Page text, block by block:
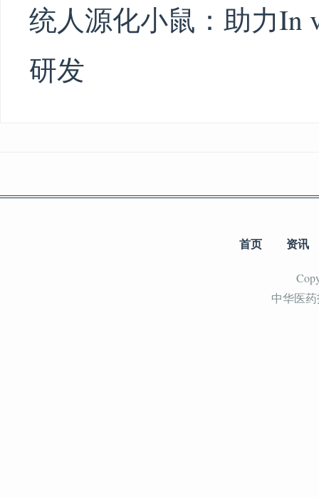
统人源化小鼠：助力In
研发
首页 资讯
中华医